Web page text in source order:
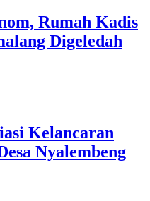
Rumah Kadis
Digeledah
Kelancaran
Nyalembeng